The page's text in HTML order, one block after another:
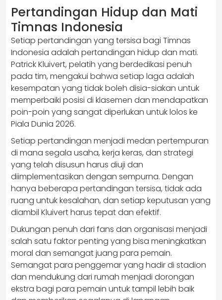
Pertandingan Hidup dan Mati
Timnas Indonesia
Setiap pertandingan yang tersisa bagi Timnas
Indonesia adalah pertandingan hidup dan mati.
Patrick Kluivert, pelatih yang berdedikasi penuh
pada tim, mengakui bahwa setiap laga adalah
kesempatan yang tidak boleh disia-siakan untuk
memperbaiki posisi di klasemen dan mendapatkan
poin-poin yang sangat diperlukan untuk lolos ke
Piala Dunia 2026.
Setiap pertandingan menjadi medan pertempuran
di mana segala usaha, kerja keras, dan strategi
yang telah disusun harus diuji dan
diimplementasikan dengan sempurna. Dengan
hanya beberapa pertandingan tersisa, tidak ada
ruang untuk kesalahan, dan setiap keputusan yang
diambil Kluivert harus tepat dan efektif.
Dukungan penuh dari fans dan organisasi menjadi
salah satu faktor penting yang bisa meningkatkan
moral dan semangat juang para pemain.
Semangat para penggemar yang hadir di stadion
dan mendukung dari rumah menjadi dorongan
ekstra bagi para pemain untuk tampil lebih baik